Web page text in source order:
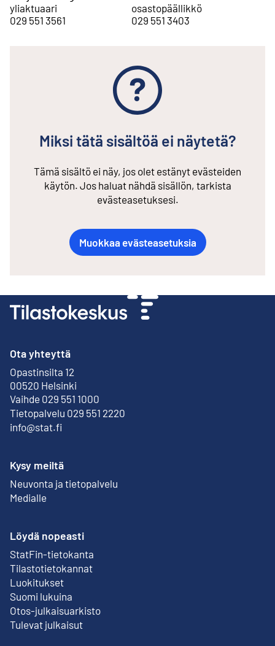
yliaktuaari
029 551 3561
osastopäällikkö
029 551 3403
Miksi tätä sisältöä ei näytetä?
Tämä sisältö ei näy, jos olet estänyt evästeiden
käytön. Jos haluat nähdä sisällön, tarkista
evästeasetuksesi.
Muokkaa evästeasetuksia
Ota yhteyttä
Opastinsilta 12
00520 Helsinki
Ulkoinen linkki
Vaihde 029 551 1000
Tietopalvelu 029 551 2220
info@stat.fi
Kysy meiltä
Neuvonta ja tietopalvelu
Medialle
Löydä nopeasti
StatFin-tietokanta
Ulkoinen linkki
Tilastotietokannat
Luokitukset
Suomi lukuina
Otos-julkaisuarkisto
Ulkoinen linkki
Tulevat julkaisut